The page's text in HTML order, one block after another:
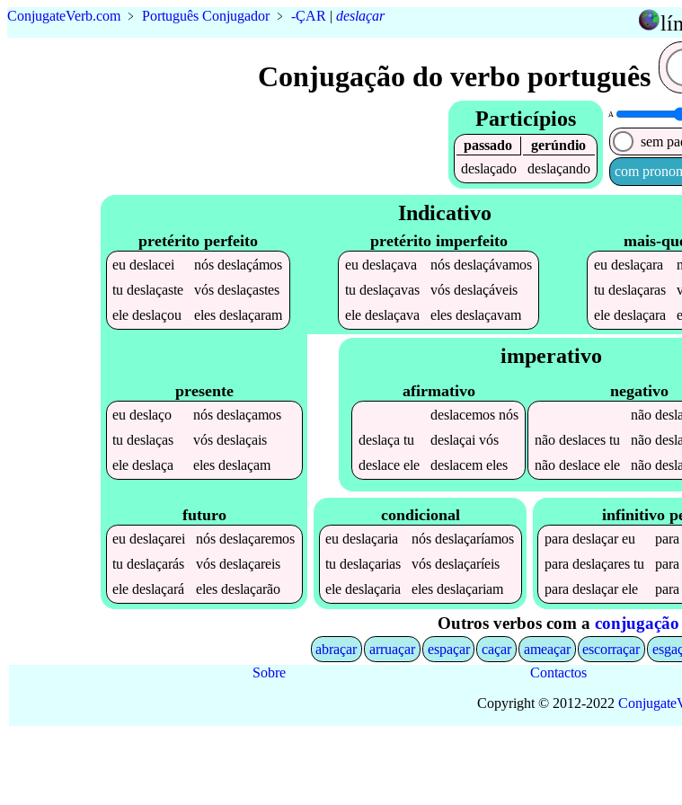
ConjugateVerb.com ﹥ Português Conjugador﹥ -ÇAR | deslaçar
Conjugação do verbo português
Particípios
passado
gerúndio
deslaçado
deslaçando
A
sem
com
Indicativo
pretérito perfeito
eudeslacei nósdeslaçámos
tudeslaçaste vósdeslaçastes
eledeslaçou elesdeslaçaram
pretérito imperfeito
eu deslaçava nós deslaçávamos
tu deslaçavas vós deslaçáveis
ele deslaçava eles deslaçavam
mais-
eudeslaçara
tudeslaçaras
eledeslaçara
presente
eudeslaço nósdeslaçamos
tudeslaças vósdeslaçais
eledeslaça elesdeslaçam
futuro
eudeslaçarei nósdeslaçaremos
tudeslaçarás vósdeslaçareis
eledeslaçará elesdeslaçarão
imperativo
afirmativo
deslacemosnós
deslaça tu deslaçai vós
deslaceele deslacemeles
negativo
não
não deslacestu não
não deslaceele não
condicional
eudeslaçaria nósdeslaçaríamos
tudeslaçarias vósdeslaçaríeis
eledeslaçaria elesdeslaçariam
infinitivo
paradeslaçareu
paradeslaçares tu
paradeslaçarele
Outros verbos com a
abraçar arruaçar espaçar caçar ameaçar escorraçar
Sobre
Contactos
Copyright © 2012-2022 Conjugate